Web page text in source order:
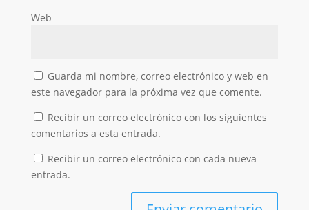
Web
Guarda mi nombre, correo electrónico y web en
este navegador para la próxima vez que comente.
Recibir un correo electrónico con los siguientes
comentarios a esta entrada.
Recibir un correo electrónico con cada nueva
entrada.